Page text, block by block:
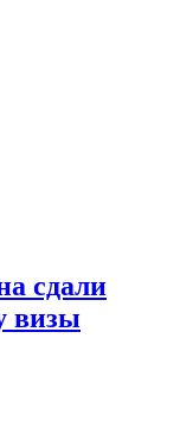
сдали
визы